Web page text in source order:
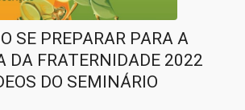
SE PREPARAR PARA A
DA FRATERNIDADE 2022
DO SEMINÁRIO